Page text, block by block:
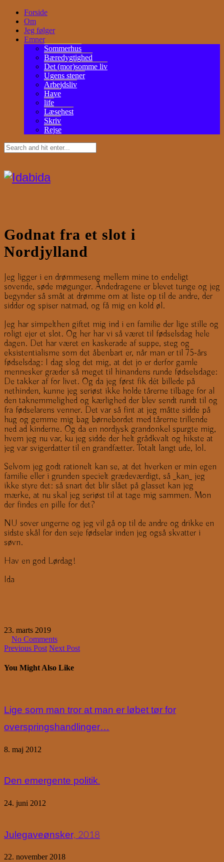
Forside
Om
Jeg følger
Emner
Sommerhus
Bæredygtighed
Det (mor)somme liv
Ugens stener
Arbejdsliv
Have
life
Læsehest
Skriv
Rejse
Godnat fra et slot i
Nordjylland
Jeg ligger i en drømmeseng mellem mine to endeligt
sovende, søde møgunger. Åndedragene er blevet tunge og jeg
begynder så småt at drømme om at liste op til de andre, der
sidder og spiser natmad, og få mig en kold øl.
Jeg har simpelthen giftet mig ind i en familie der lige stille og
roligt ejer et slot. Og her har vi så været til fødselsdag hele
dagen. Det har været en kaskerade af suppe, steg og
eksistentialisme som det åbenbart er, når man er til 75-års
fødselsdag: I dag slog det mig, at det jo er derfor gamle
mennesker græder så meget til hinandens runde fødselsdage:
De takker af for livet. Og da jeg først fik dét billede på
nethinden, kunne jeg seriøst ikke holde tårerne tilbage for al
den taknemmelighed og kærlighed der blev sendt rundt til og
fra fødselarens venner. Det var så fint at jeg måtte sidde på
hug og gemme mig bag børnebordet med tårerne trillende
ned ad kinderne. Og da en nordjysk grandonkel spurgte mig,
hvem jeg nu var, ku jeg sidde der helt grådkvalt og hikste at
jeg var svigerdatter til en grandfætter. Totalt langt ude, lol.
Selvom jeg godt rationelt kan se, at det hverken er min egen
familie eller i grunden specielt grædeværdigt, så _kan_ jeg
ikke styre det: så snart det blir slået på glasset kan jeg
mærke, at nu skal jeg seriøst til at tage mig sammen. Mon
der findes en pille for det?
NU sover ungerne og jeg vil gå op til de andre og drikke en
sidste skål for den seje fødselar inden jeg også skvatter i
søvn.
Hav en god Lørdag!
Ida
23. marts 2019
No Comments
Previous Post Next Post
You Might Also Like
Lige som man tror at man er løbet tør for
overspringshandlinger…
8. maj 2012
Den emergente politik.
24. juni 2012
Julegaveønsker, 2018
22. november 2018